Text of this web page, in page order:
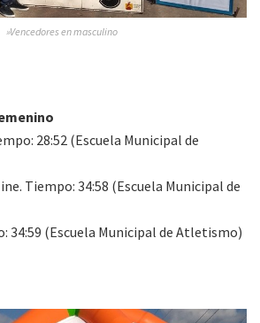
»Vencedores en masculino
28:52 (Escuela Municipal de
Tiempo: 34:58 (Escuela Municipal de
34:59 (Escuela Municipal de Atletismo)